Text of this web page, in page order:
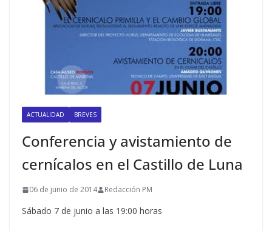
ACTUALIDAD BREVES
Conferencia y avistamiento de
cernícalos en el Castillo de Luna
06 de junio de 2014 Redacción PM
Sábado 7 de junio a las 19:00 horas